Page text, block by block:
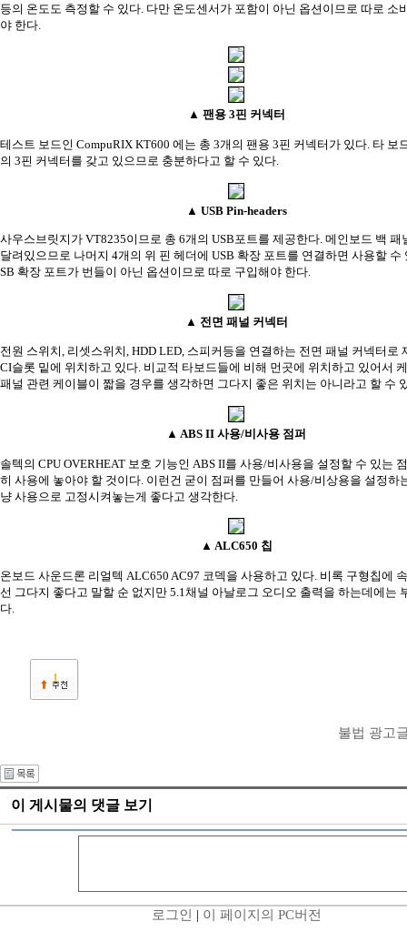
등의 온도도 측정할 수 있다. 다만 온도센서가 포함이 아닌 옵션이므로 따로 소
야 한다.
▲ 팬용 3핀 커넥터
테스트 보드인 CompuRIX KT600 에는 총 3개의 팬용 3핀 커넥터가 있다. 타 보
의 3핀 커넥터를 갖고 있으므로 충분하다고 할 수 있다.
▲ USB Pin-headers
사우스브릿지가 VT8235이므로 총 6개의 USB포트를 제공한다. 메인보드 백 패
달려있으므로 나머지 4개의 위 핀 헤더에 USB 확장 포트를 연결하면 사용할 수
SB 확장 포트가 번들이 아닌 옵션이므로 따로 구입해야 한다.
▲ 전면 패널 커넥터
전원 스위치, 리셋스위치, HDD LED, 스피커등을 연결하는 전면 패널 커넥터로
CI슬롯 밑에 위치하고 있다. 비교적 타보드들에 비해 먼곳에 위치하고 있어서
패널 관련 케이블이 짧을 경우를 생각하면 그다지 좋은 위치는 아니라고 할 수
▲ ABS II 사용/비사용 점퍼
솔텍의 CPU OVERHEAT 보호 기능인 ABS II를 사용/비사용을 설정할 수 있는
히 사용에 놓아야 할 것이다. 이런건 굳이 점퍼를 만들어 사용/비상용을 설정하
냥 사용으로 고정시켜놓는게 좋다고 생각한다.
▲ ALC650 칩
온보드 사운드론 리얼텍 ALC650 AC97 코덱 을 사용하고 있다. 비록 구형칩에
선 그다지 좋다고 말할 순 없지만 5.1채널 아날로그 오디오 출력을 하는데에는
다.
1
불법 광고
이 게시물의 댓글 보기
로그인 | 이 페이지의 PC버전